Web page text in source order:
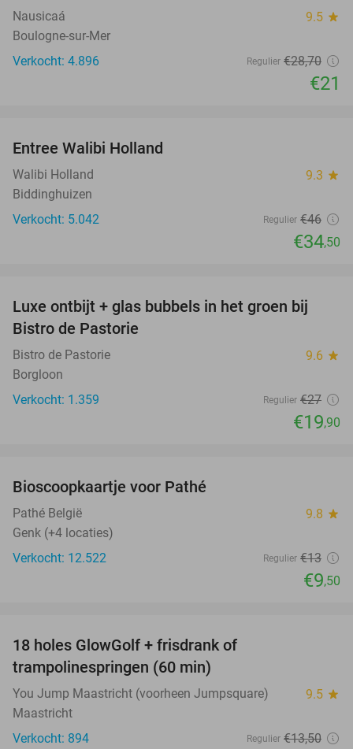
Nausicaá 9.5 star
Boulogne-sur-Mer
Verkocht: 4.896
Regulier €28,70
€21
Entree Walibi Holland
Walibi Holland 9.3 star
Biddinghuizen
Verkocht: 5.042
Regulier €46
€34,50
26%
Luxe ontbijt + glas bubbels in het groen bij
Bistro de Pastorie
Bistro de Pastorie 9.6 star
Borgloon
Verkocht: 1.359
Regulier €27
€19,90
Bioscoopkaartje voor Pathé
Pathé België 9.8 star
Genk (+4 locaties)
Verkocht: 12.522
Regulier €13
€9,50
18 holes GlowGolf + frisdrank of
trampolinespringen (60 min)
You Jump Maastricht (voorheen Jumpsquare) 9.5 star
Maastricht
Verkocht: 894
Regulier €13,50